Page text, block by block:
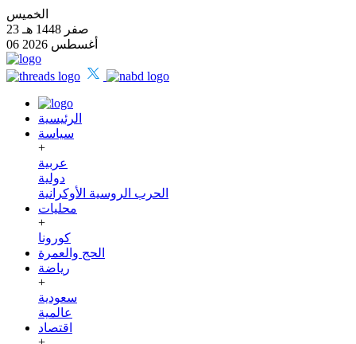
الخميس
23 صفر 1448 هـ
06 أغسطس 2026
الرئيسية
سياسة
+
عربية
دولية
الحرب الروسية الأوكرانية
محليات
+
كورونا
الحج والعمرة
رياضة
+
سعودية
عالمية
اقتصاد